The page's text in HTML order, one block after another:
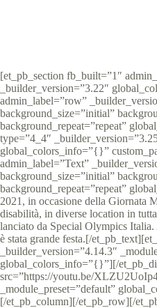
[et_pb_section fb_built=”1″
_builder_version=”3.22″
admin_label=”row”
background_size=”initial”
background_repeat=”repeat”
type=”4_4″
global_colors_info=”{}”
admin_label=”Text”
background_size=”initial”
background_repeat=”repeat”
2021, in occasione della Giornata
disabilità, in diverse location in
lanciato da Special Olympics
è stata grande festa.[/
_builder_version=”4.14.3″
global_colors_info=”{}”][/
src=”https://youtu.be/
_module_preset=”default”
[/et_pb_column][/et_pb_row][/